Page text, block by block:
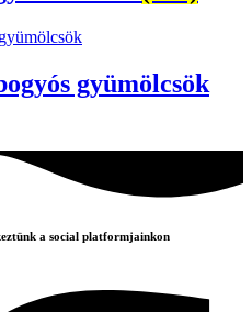
gyümölcsök
a social platformjainkon